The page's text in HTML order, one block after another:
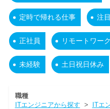
定時で帰れる仕事 注
正社員 リモートワー
未経験 土日祝日休み
職種
ITエンジニアから探す > ITエ